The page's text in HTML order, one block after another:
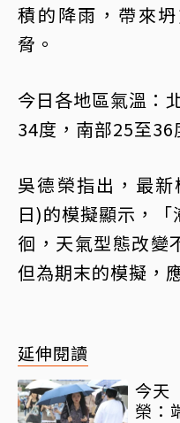
積的降雨，帶來
脅。
今日各地區氣溫：
34度，南部25至36
吳德榮指出，最
日)的模擬顯示，
徊，天氣型態改變
但為期末的模擬，
延伸閱讀
今天
榮：